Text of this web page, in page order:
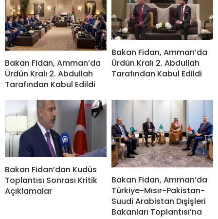
Bakan Fidan, Amman’da
Ürdün Kralı 2. Abdullah
Tarafından Kabul Edildi
Bakan Fidan, Amman’da
Ürdün Kralı 2. Abdullah
Tarafından Kabul Edildi
Bakan Fidan’dan Kudüs
Toplantısı Sonrası Kritik
Açıklamalar
Bakan Fidan, Amman’da
Türkiye-Mısır-Pakistan-
Suudi Arabistan Dışişleri
Bakanları Toplantısı’na